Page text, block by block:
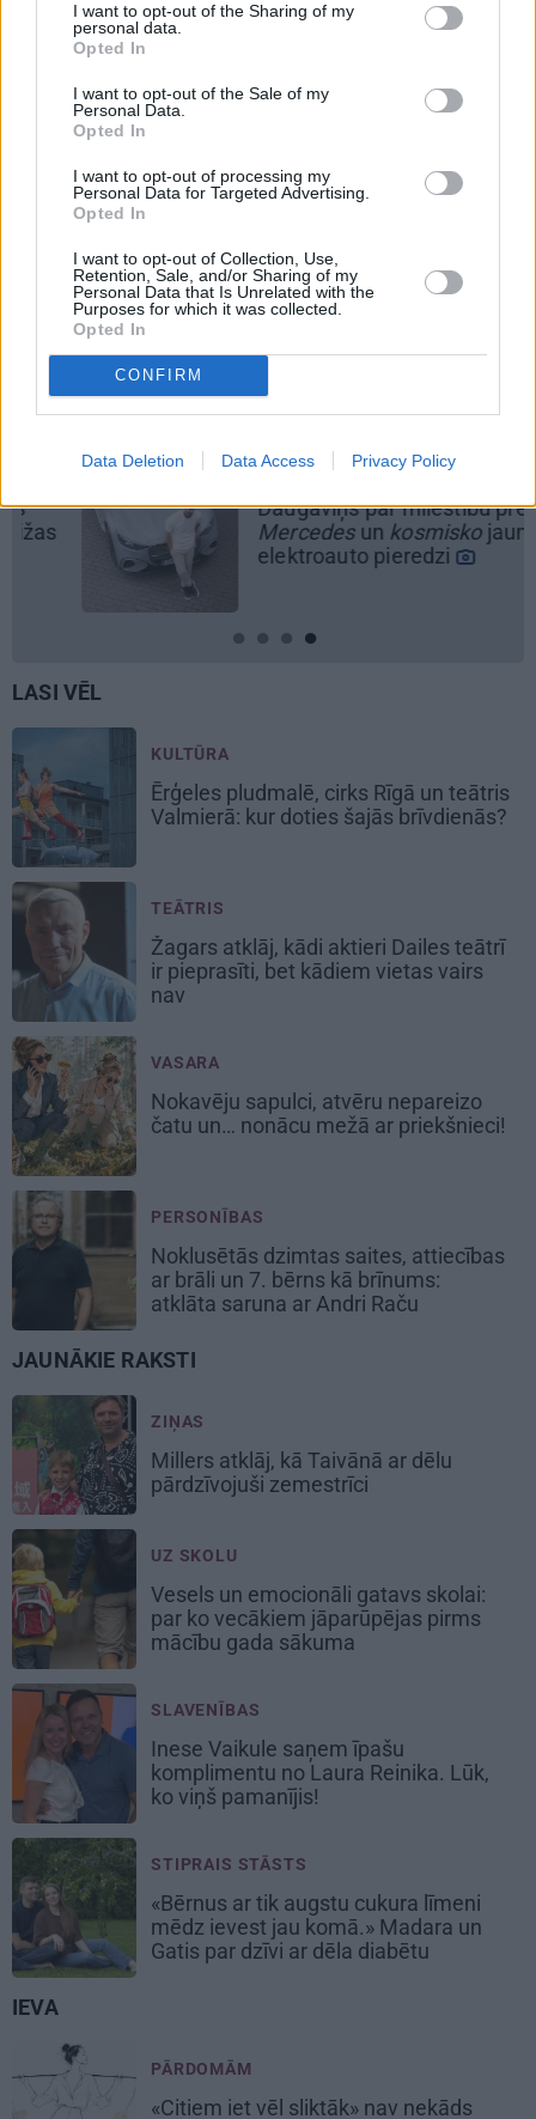
I want to opt-out of the Sharing of my
personal data.
Opted In
I want to opt-out of the Sale of my
Personal Data.
Opted In
I want to opt-out of processing my
Personal Data for Targeted Advertising.
Opted In
I want to opt-out of Collection, Use,
Retention, Sale, and/or Sharing of my
Personal Data that Is Unrelated with the
Purposes for which it was collected.
Opted In
CONFIRM
Data Deletion Data Access Privacy Policy
objekts Autortiesību likuma izpratnē, un tā izmantošana bez izdevēja
atļaujas ir aizliegta. Vairāk lasi
SATURA MĀRKETINGS
Cik maksā dizainers un –
kāpēc?
REKLĀMRAKSTS
mākslinieks
REKLĀMRAKSTS
Daugaviņš par mīlestību pret
Mercedesunkosmiskojaunā
elektroauto pieredzi
LASI VĒL
KULTŪRA
Ērģeles pludmalē, cirks Rīgā un teātris
Valmierā: kur doties šajās brīvdienās?
TEĀTRIS
Žagars atklāj, kādi aktieri Dailes teātrī
ir pieprasīti, bet kādiem vietas vairs
nav
VASARA
Nokavēju sapulci, atvēru nepareizo
čatu un… nonācu mežā ar priekšnieci!
PERSONĪBAS
Noklusētās dzimtas saites, attiecības
ar brāli un 7. bērns kā brīnums:
atklāta saruna ar Andri Raču
JAUNĀKIE RAKSTI
ZIŅAS
Millers atklāj, kā Taivānā ar dēlu
pārdzīvojuši zemestrīci
UZ SKOLU
Vesels un emocionāli gatavs skolai:
par ko vecākiem jāparūpējas pirms
mācību gada sākuma
SLAVENĪBAS
Inese Vaikule saņem īpašu
komplimentu no Laura Reinika. Lūk,
ko viņš pamanījis!
STIPRAIS STĀSTS
«Bērnus ar tik augstu cukura līmeni
mēdz ievest jau komā.» Madara un
Gatis par dzīvi ar dēla diabētu
IEVA
PĀRDOMĀM
«Citiem iet vēl sliktāk» nav nekāds